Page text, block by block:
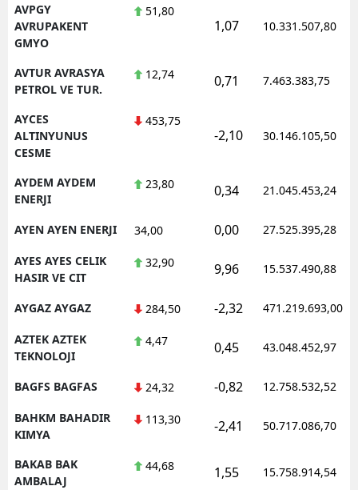
AVPGY
AVRUPAKENT
GMYO
51,80
1,07 10.331.507,80
AVTUR AVRASYA
PETROL VE TUR.
12,74 0,71 7.463.383,75
AYCES
ALTINYUNUS
CESME
453,75
-2,10 30.146.105,50
AYDEM AYDEM
ENERJI
23,80 0,34 21.045.453,24
AYEN AYEN ENERJI 34,00 0,00 27.525.395,28
AYES AYES CELIK
HASIR VE CIT
32,90 9,96 15.537.490,88
AYGAZ AYGAZ 284,50 -2,32 471.219.693,00
AZTEK AZTEK
TEKNOLOJI
4,47 0,45 43.048.452,97
BAGFS BAGFAS 24,32 -0,82 12.758.532,52
BAHKM BAHADIR
KIMYA
113,30 -2,41 50.717.086,70
BAKAB BAK
AMBALAJ
44,68 1,55 15.758.914,54